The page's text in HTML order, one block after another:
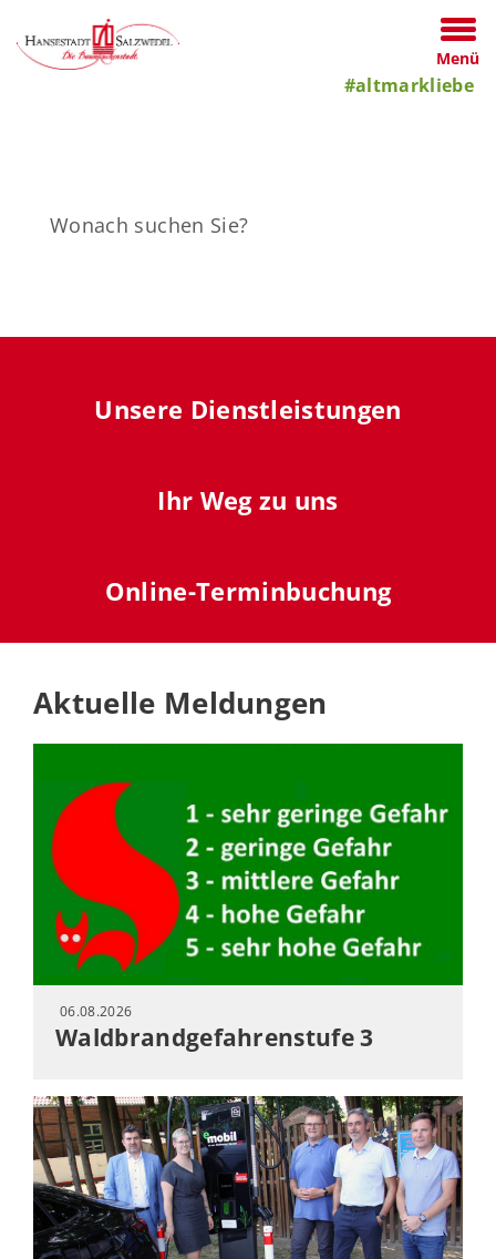
Menü
#altmarkliebe
Unsere Dienstleistungen
Ihr Weg zu uns
Online-Terminbuchung
Aktuelle Meldungen
06.08.2026
Waldbrandgefahrenstufe 3